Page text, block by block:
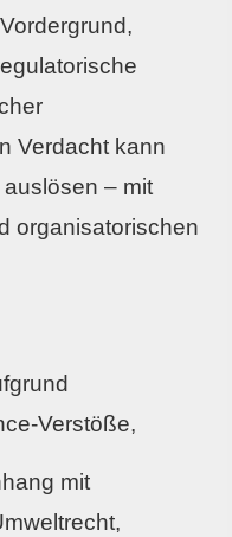
Verdacht kann
– mit
organisatorischen
Verstöße,
mit